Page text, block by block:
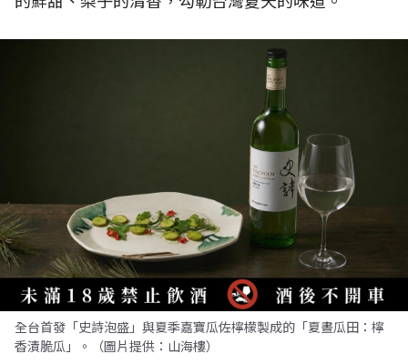
全台首發「史詩泡盛」與夏季嘉寶瓜佐檸檬製成的「夏晝瓜田：檸
香漬脆瓜」。（圖片提供：山海樓）